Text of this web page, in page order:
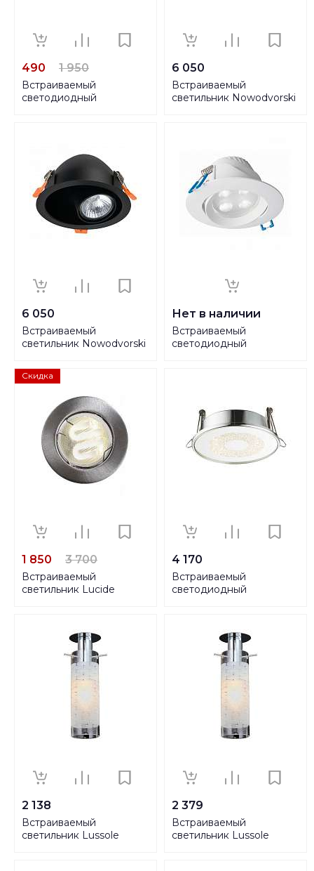
490 1 950
Встраиваемый
светодиодный
6 050
Встраиваемый
светильник Nowodvorski
6 050
Встраиваемый
светильник Nowodvorski
Нет в наличии
Встраиваемый
светодиодный
Скидка
1 850 3 700
Встраиваемый
светильник Lucide
4 170
Встраиваемый
светодиодный
2 138
Встраиваемый
светильник Lussole
2 379
Встраиваемый
светильник Lussole